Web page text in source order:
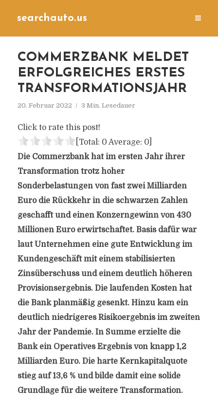
searchauto.us
COMMERZBANK MELDET
ERFOLGREICHES ERSTES
TRANSFORMATIONSJAHR
20. Februar 2022 3 Min. Lesedauer
Click to rate this post!
[Total: 0 Average: 0]
Die Commerzbank hat im ersten Jahr ihrer
Transformation trotz hoher
Sonderbelastungen von fast zwei Milliarden
Euro die Rückkehr in die schwarzen Zahlen
geschafft und einen Konzerngewinn von 430
Millionen Euro erwirtschaftet. Basis dafür war
laut Unternehmen eine gute Entwicklung im
Kundengeschäft mit einem stabilisierten
Zinsüberschuss und einem deutlich höheren
Provisionsergebnis. Die laufenden Kosten hat
die Bank planmäßig gesenkt. Hinzu kam ein
deutlich niedrigeres Risikoergebnis im zweiten
Jahr der Pandemie. In Summe erzielte die
Bank ein Operatives Ergebnis von knapp 1,2
Milliarden Euro. Die harte Kernkapitalquote
stieg auf 13,6 % und bilde damit eine solide
Grundlage für die weitere Transformation.